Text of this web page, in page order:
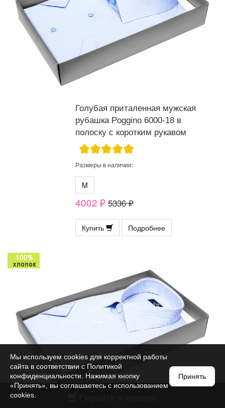
Голубая приталенная мужская
рубашка Poggino 6000-18 в
полоску с коротким рукавом
Размеры в наличии:
M
4002 ₽ 5336 ₽
Купить Подробнее
Мы используем cookies для корректной работы
сайта в соответствии с Политикой
конфиденциальности . Нажимая кнопку
«Принять», вы соглашаетесь с использованием
cookies.
Принять